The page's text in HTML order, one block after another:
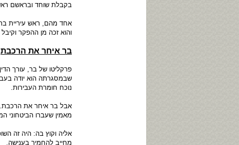
בקבלת שוחד ובראשם
אחד מהם, ראש עיריית
והוא זכה מן ההפקר
בר איחר את הרכבת
פרקליטו של בר, עורך
שבמסגרתה הוא יודה
נוכח חומרת העבירות.
אבל בר איחר את הרכבת.
מאמין שעברו הביטחוני
אליה וקוץ בה: היה זה
מחייב להחמיר בענישה.